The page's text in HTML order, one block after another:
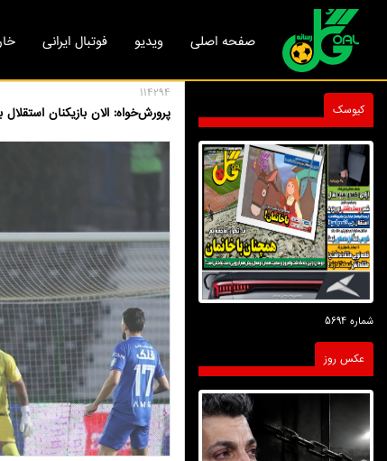
صفحه اصلی ویدیو فوتبال ایرانی
114294
پرورش‌خواه: الان بازیکنان کیوسک
شماره 5694
عکس روز